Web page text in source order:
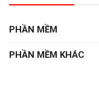
PHẦN MỀM
PHẦN MỀM KHÁC